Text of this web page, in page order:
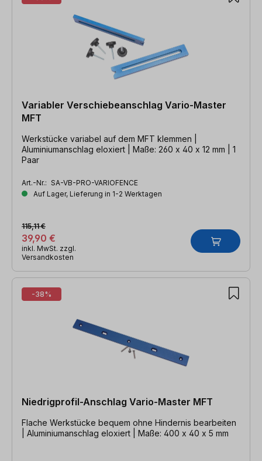
Variabler Verschiebeanschlag Vario-Master
MFT
Werkstücke variabel auf dem MFT klemmen |
Aluminiumanschlag eloxiert | Maße: 260 x 40 x 12 mm | 1
Paar
Art.-Nr.: SA-VB-PRO-VARIOFENCE
Auf Lager, Lieferung in 1-2 Werktagen
39,90 €
115,11 €
inkl. MwSt. zzgl.
Versandkosten
-38%
Niedrigprofil-Anschlag Vario-Master MFT
Flache Werkstücke bequem ohne Hindernis bearbeiten
| Aluminiumanschlag eloxiert | Maße: 400 x 40 x 5 mm